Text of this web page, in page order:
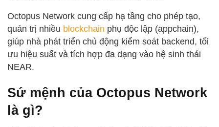
Octopus Network cung cấp hạ tầng cho phép tạo,
quản trị nhiều blockchain phụ độc lập (appchain),
giúp nhà phát triển chủ động kiểm soát backend, tối
ưu hiệu suất và tích hợp đa dạng vào hệ sinh thái
NEAR.
Sứ mệnh của Octopus Network
là gì?